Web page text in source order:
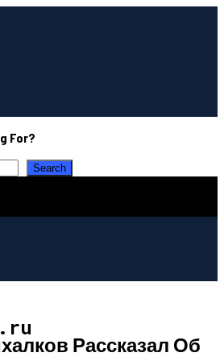
For?
Рассказал Об